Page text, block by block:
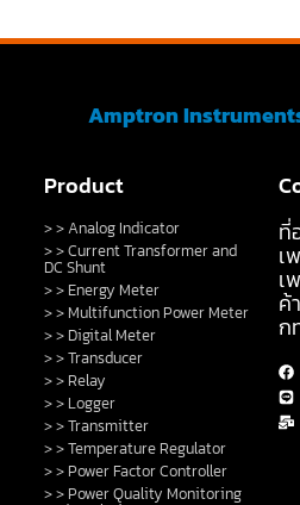
Amptron
Product
> > Analog Indicator
> > Current Transformer and
DC Shunt
> > Energy Meter
> > Multifunction Power Meter
> > Digital Meter
> > Transducer
> > Relay
> > Logger
> > Transmitter
> > Temperature Regulator
> > Power Factor Controller
> > Power Quality Monitoring
ที่
เ
เ
ค้
ก